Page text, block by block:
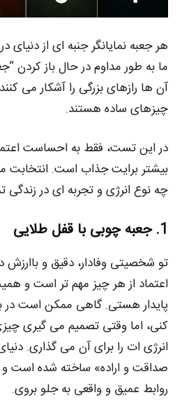
هر جعبه نمایانگر جنبه‌ ای از
ما به‌ طور مداوم در حال باز کردن
آن‌ ها رازهای بزرگی را آشکار می‌
چیزهای ساده هستند.
در این تست، فقط به احساست
بیشتر برایت جذاب است. انتخابت
چه نوع انرژی و تجربه‌ ای در زندگی
1. جعبه چوبی با قفل طلایی
تو شخصیتی وفادار، دقیق و باارزش
اعتماد از هر چیز مهم‌ تر است و
پایدار هستی. گاهی ممکن است در
کنی، اما وقتی تصمیم می‌ گیری
انرژی‌ ات را برای آن می‌ گذاری.
صداقت و اراده» ساخته شده است
روابط عمیق و واقعی به جلو بروی.